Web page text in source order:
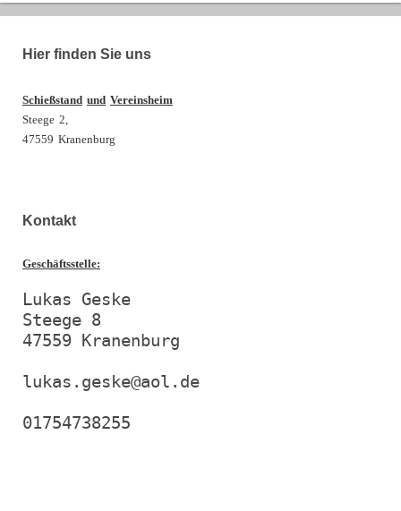
Hier finden Sie uns
Schießstand und Vereinsheim
Steege 2,
47559 Kranenburg
Kontakt
Geschäftsstelle:
Lukas Geske
Steege 8
47559 Kranenburg
lukas.geske@aol.de